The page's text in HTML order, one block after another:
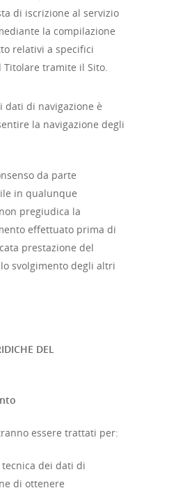
di iscrizione al servizio
la compilazione
relativi a specifici
tramite il Sito.
dati di navigazione è
la navigazione degli
da parte
in qualunque
pregiudica la
effettuato prima di
prestazione del
svolgimento degli altri
DEL
essere trattati per:
dei dati di
di ottenere